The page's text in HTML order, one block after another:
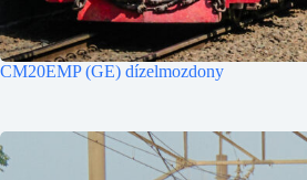
CM20EMP (GE) dízelmozdony